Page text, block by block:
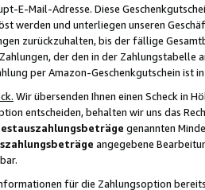
E-Mail-Adresse. Diese
werden und unterliegen unseren
zurückzuhalten, bis der fällige
der den in der
per Amazon-Geschenkgutschein ist
Wir übersenden Ihnen einen Scheck in
entscheiden, behalten wir uns das
genannten
angegebene
für die Zahlungsoption